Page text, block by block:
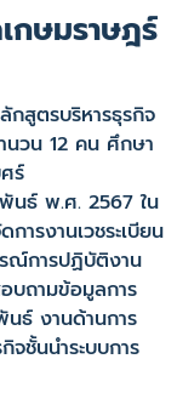
กษมราษฎร์
สูตรบริหารธุรกิจ
นวน 12 คน ศึกษา
ร์
นธ์ พ.ศ. 2567 ใน
ารงานเวชระเบียน
รณ์การปฏิบัติงาน
บถามข้อมูลการ
นธ์ งานด้านการ
จชั้นนำระบบการ